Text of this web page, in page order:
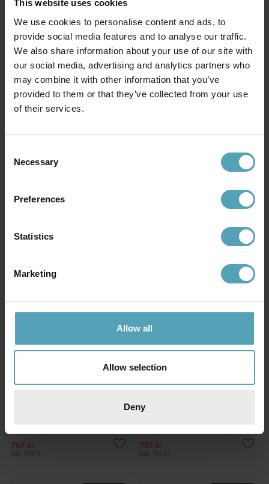
This website uses cookies
We use cookies to personalise content and ads, to
provide social media features and to analyse our traffic.
We also share information about your use of our site with
our social media, advertising and analytics partners who
may combine it with other information that you’ve
provided to them or that they’ve collected from your use
of their services.
Selection
Necessary
Preferences
Statistics
Marketing
Allow all
Allow selection
Deny
Alcala
Rek. 519 kr
Dukan
767 kr
Rek. 959 kr
Niort
735 kr
Rek. 919 kr